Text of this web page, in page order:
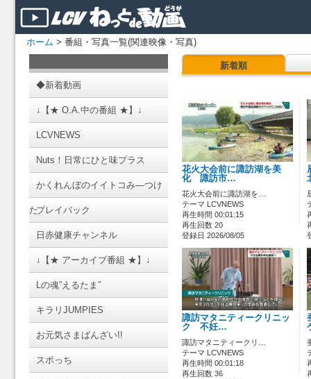
ホーム > 番組・写真一覧(関連映像・写真)
◆新着動画
↓【★ O.A.中の番組 ★】↓
LCVNEWS
Nuts！日常にひと味プラス
かくれんぼのイイトコみ―つけ
たプレイバック
日赤健康チャンネル
↓【★ アーカイブ番組 ★】↓
Lの魂”えるたま”
キラリJUMPIES
お元気さまばんざい!!
スポっち
新着順
花火大会前に諏訪湖を美
化 諏訪市…
花火大会前に諏訪湖を…
テーマ LCVNEWS
再生時間 00:01:15
再生回数 20
登録日 2026/08/05
諏訪マタニティークリニッ
ク 不妊…
諏訪マタニティークリ…
テーマ LCVNEWS
再生時間 00:01:18
再生回数 36